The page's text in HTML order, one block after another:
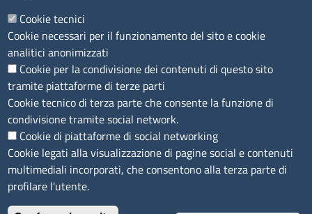
Seguici su
Sito web
Accesso riservato
Mappa del sito
Menù privacy
Cookie Note legali
Privacy
Dichiarazione di Accessibilità
Cookie tecnici
Cookie necessari per il funzionamento del sito e cookie
analitici anonimizzati
Cookie per la condivisione dei contenuti di questo sito
tramite piattaforme di terze parti
Cookie tecnico di terza parte che consente la funzione di
condivisione tramite social network.
Cookie di piattaforme di social networking
Cookie legati alla visualizzazione di pagine social e contenuti
multimediali incorporati, che consentono alla terza parte di
profilare l'utente.